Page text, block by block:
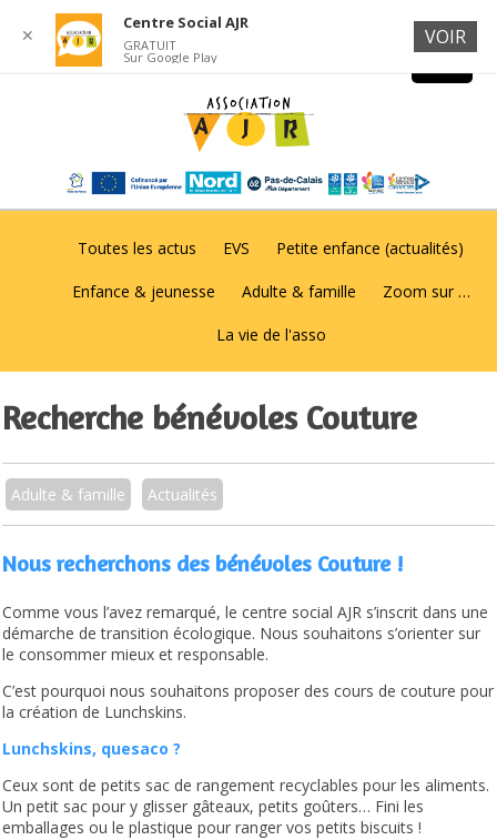
Toutes les actus EVS Petite enfance (actualités)
Enfance & jeunesse Adulte & famille Zoom sur …
La vie de l'asso
Recherche bénévoles Couture
Adulte & famille Actualités
Nous recherchons des bénévoles Couture !
Comme vous l’avez remarqué, le centre social AJR s’inscrit dans une
démarche de transition écologique. Nous souhaitons s’orienter sur
le consommer mieux et responsable.
C’est pourquoi nous souhaitons proposer des cours de couture pour
la création de Lunchskins.
Lunchskins, quesaco ?
Ceux sont de petits sac de rangement recyclables pour les aliments.
Un petit sac pour y glisser gâteaux, petits goûters… Fini les
emballages ou le plastique pour ranger vos petits biscuits !
✕
Centre Social AJR
GRATUIT
Sur Google Play
VOIR